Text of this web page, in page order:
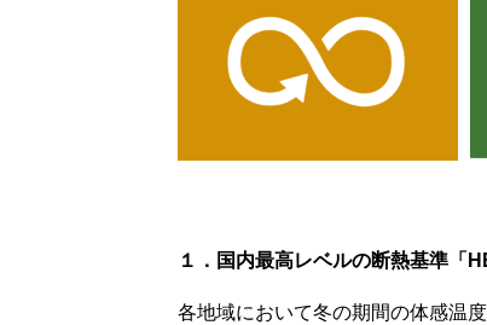
１．国内最高レベルの断熱基準「
各地域において冬の期間の体感温